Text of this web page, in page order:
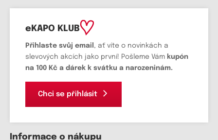
eKAPO KLUB
Přihlaste svůj email , ať víte o novinkách a
slevových akcích jako první! Pošleme Vám kupón
na 100 Kč a dárek k svátku a narozeninám.
Chci se přihlásit
Informace o nákupu